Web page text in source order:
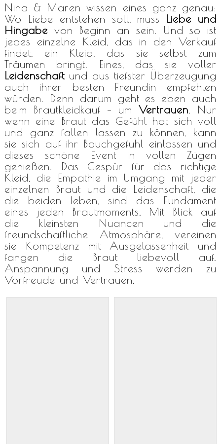
Nina & Maren wissen eines ganz genau:
Wo Liebe entstehen soll, muss Liebe und
Hingabe von Beginn an sein. Und so ist
jedes einzelne Kleid, das in den Verkauf
findet, ein Kleid, das sie selbst zum
Träumen bringt. Eines, das sie voller
Leidenschaftund aus tiefster Überzeugung
auch ihrer besten Freundin empfehlen
würden. Denn darum geht es eben auch
beim Brautkleidkauf – umVertrauen. Nur
wenn eine Braut das Gefühl hat sich voll
und ganz fallen lassen zu können, kann
sie sich auf ihr Bauchgefühl einlassen und
dieses schöne Event in vollen Zügen
genießen. Das Gespür für das richtige
Kleid, die Empathie im Umgang mit jeder
einzelnen Braut und die Leidenschaft, die
die beiden leben, sind das Fundament
eines jeden Brautmoments. Mit Blick auf
die kleinsten Nuancen und die
freundschaftliche Atmosphäre, vereinen
sie Kompetenz mit Ausgelassenheit und
fangen die Braut liebevoll auf.
Anspannung und Stress werden zu
Vorfreude und Vertrauen.